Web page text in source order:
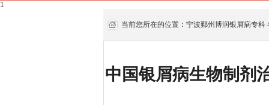
1
当前您所在的位置： 宁波鄞州博润银屑病专科
中国银屑病生物制剂